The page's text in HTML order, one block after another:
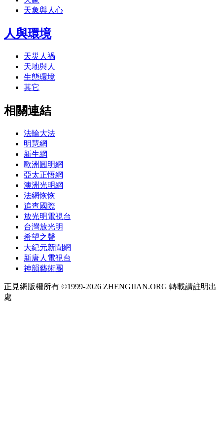
天象與人心
人與環境
天災人禍
天地與人
生態環境
其它
相關連結
法輪大法
明慧網
新生網
歐洲圓明網
亞太正悟網
澳洲光明網
法網恢恢
追查國際
放光明電視台
台灣放光明
希望之聲
大紀元新聞網
新唐人電視台
神韻藝術團
正見網版權所有 ©1999-2026 ZHENGJIAN.ORG 轉載請註明出
處